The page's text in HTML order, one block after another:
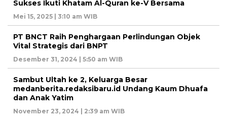
Sukses Ikuti Khatam Al-Quran ke-V Bersama
Mei 15, 2025 | 3:10 am WIB
PT BNCT Raih Penghargaan Perlindungan Objek
Vital Strategis dari BNPT
Desember 31, 2024 | 5:50 am WIB
Sambut Ultah ke 2, Keluarga Besar
medanberita.redaksibaru.id Undang Kaum Dhuafa
dan Anak Yatim
November 23, 2024 | 2:39 am WIB